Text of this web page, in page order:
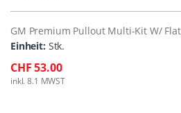
GM Premium Pullout Multi-Kit W/
Einheit: Stk.
CHF 53.00
inkl. 8.1 MWST